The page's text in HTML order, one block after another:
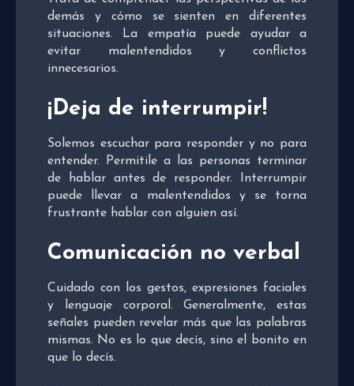
demás y cómo se sienten en diferentes
situaciones. La empatía puede ayudar a
evitar malentendidos y conflictos
innecesarios.
¡Deja de interrumpir!
Solemos escuchar para responder y no para
entender. Permitile a las personas terminar
de hablar antes de responder. Interrumpir
puede llevar a malentendidos y se torna
frustrante hablar con alguien así.
Comunicación no verbal
Cuidado con los gestos, expresiones faciales
y lenguaje corporal. Generalmente, estas
señales pueden revelar más que las palabras
mismas. No es lo que decís, sino el bonito en
que lo decís.